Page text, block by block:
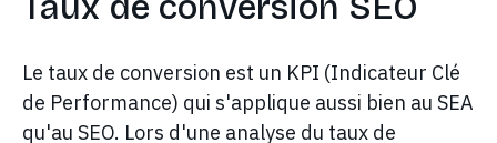
Le taux de conversion est un KPI (Indicateur Clé
de Performance) qui s'applique aussi bien au SEA
qu'au SEO. Lors d'une analyse du taux de